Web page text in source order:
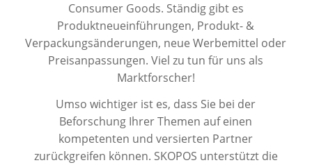
Consumer Goods. Ständig gibt es
Produktneueinführungen, Produkt- &
Verpackungsänderungen, neue Werbemittel oder
Preisanpassungen. Viel zu tun für uns als
Marktforscher!
Umso wichtiger ist es, dass Sie bei der
Beforschung Ihrer Themen auf einen
kompetenten und versierten Partner
zurückgreifen können. SKOPOS unterstützt die